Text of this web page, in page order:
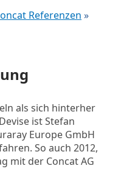
Referenzen »
als sich hinterher
ist Stefan
Europe GmbH
So auch 2012,
mit der Concat AG